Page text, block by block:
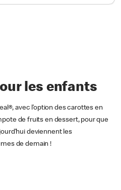
les enfants
avec l’option des carottes en
de fruits en dessert, pour que
deviennent les
de demain !